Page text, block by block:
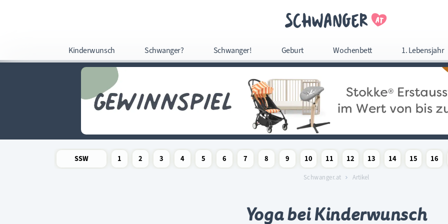
Kinderwunsch Schwanger? Schwanger! Geburt Wochenbett 1. Lebensjahr
überspringen
SSW
1
2
3
4
5
6
7
8
9
Schwangerschaftswoche
10
Schwangerschaftswoche
11
Schwangerschaftswoche
12
Schwangerschaftswoche
13
Schwangerschaftswoche
14
Schwangerschaftswoche
15
16
Schwanger.at Artikel
Yoga bei Kinderwunsch